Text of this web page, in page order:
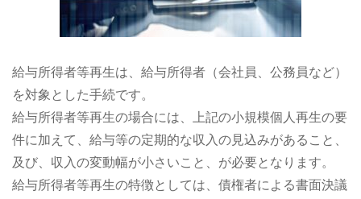
給与所得者等再生は、給与所得者（会社員、公務員など）
を対象とした手続です。
給与所得者等再生の場合には、上記の小規模個人再生の要
件に加えて、給与等の定期的な収入の見込みがあること、
及び、収入の変動幅が小さいこと、が必要となります。
給与所得者等再生の特徴としては、債権者による書面決議